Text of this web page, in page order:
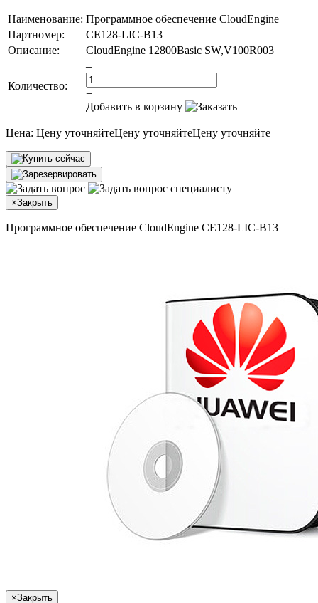
Наименование: Программное обеспечение CloudEngine
Партномер:
CE128-LIC-B13
Описание:
CloudEngine 12800Basic SW,V100R003
Количество:
–
+
Добавить в корзину
Цена: Цену уточняйтеЦену уточняйтеЦену уточняйте
×Закрыть
Программное обеспечение CloudEngine CE128-LIC-B13
×Закрыть